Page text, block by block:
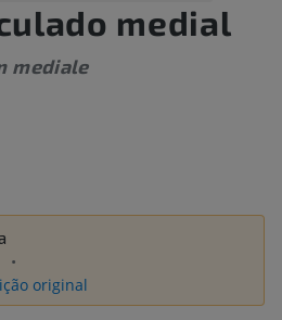
medial
mediale
original